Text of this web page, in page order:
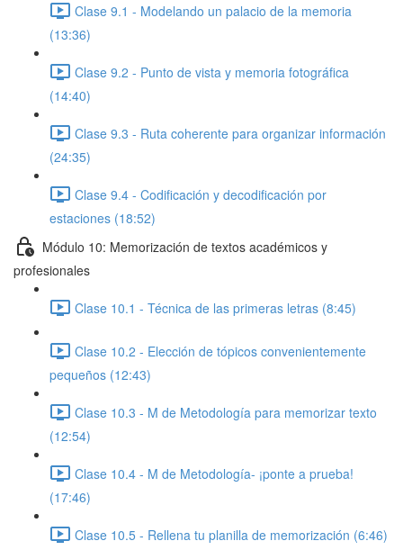
Clase 9.1 - Modelando un palacio de la memoria
(13:36)
Clase 9.2 - Punto de vista y memoria fotográfica
(14:40)
Clase 9.3 - Ruta coherente para organizar información
(24:35)
Clase 9.4 - Codificación y decodificación por
estaciones (18:52)
Módulo 10: Memorización de textos académicos y
profesionales
Clase 10.1 - Técnica de las primeras letras (8:45)
Clase 10.2 - Elección de tópicos convenientemente
pequeños (12:43)
Clase 10.3 - M de Metodología para memorizar texto
(12:54)
Clase 10.4 - M de Metodología- ¡ponte a prueba!
(17:46)
Clase 10.5 - Rellena tu planilla de memorización (6:46)